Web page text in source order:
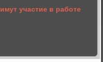
участие в работе